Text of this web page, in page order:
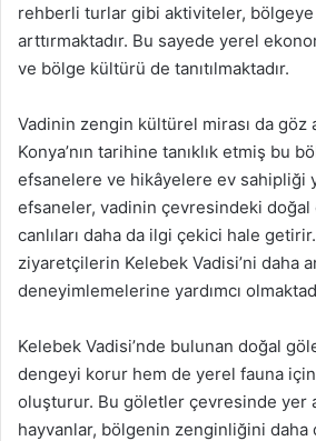
rehberli turlar gibi aktiviteler,
arttırmaktadır. Bu sayede yerel
ve bölge kültürü de tanıtılmaktadır.
Vadinin zengin kültürel mirası da göz
Konya’nın tarihine tanıklık etmiş bu
efsanelere ve hikâyelere ev sahipliği
efsaneler, vadinin çevresindeki doğal
canlıları daha da ilgi çekici hale
ziyaretçilerin Kelebek Vadisi’ni daha
deneyimlemelerine yardımcı
Kelebek Vadisi’nde bulunan doğal
dengeyi korur hem de yerel fauna için
oluşturur. Bu göletler çevresinde yer
hayvanlar, bölgenin zenginliğini daha